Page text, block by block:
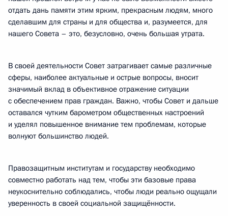
отдать дань памяти этим ярким, прекрасным людям, много
сделавшим для страны и для общества и, разумеется, для
нашего Совета – это, безусловно, очень большая утрата.
В своей деятельности Совет затрагивает самые различные
сферы, наиболее актуальные и острые вопросы, вносит
значимый вклад в объективное отражение ситуации
с обеспечением прав граждан. Важно, чтобы Совет и дальше
оставался чутким барометром общественных настроений
и уделял повышенное внимание тем проблемам, которые
волнуют большинство людей.
Правозащитным институтам и государству необходимо
совместно работать над тем, чтобы эти базовые права
неукоснительно соблюдались, чтобы люди реально ощущали
уверенность в своей социальной защищённости.